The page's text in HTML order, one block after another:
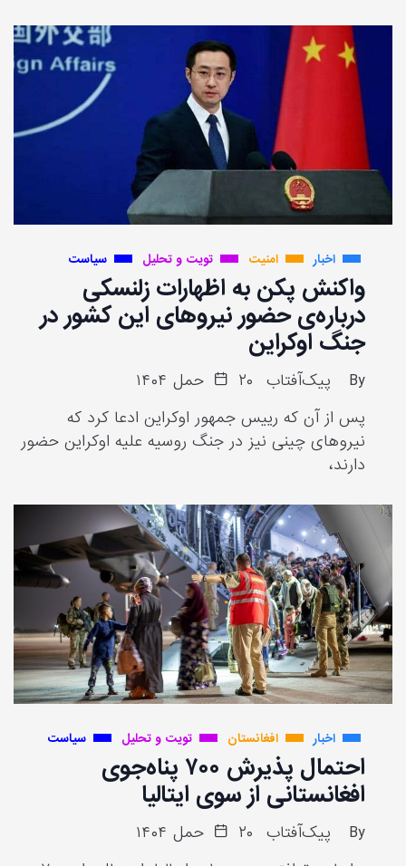
اخبار امنیت تویت و تحلیل سیاست
واکنش پکن به اظهارات زلنسکی
درباره‌ی حضور نیروهای این کشور در
جنگ اوکراین
By پیک‌آفتاب
۲۰ حمل ۱۴۰۴
پس از آن که رییس جمهور اوکراین ادعا کرد که
نیروهای چینی نیز در جنگ روسیه علیه اوکراین حضور
دارند،
اخبار افغانستان تویت و تحلیل سیاست
احتمال پذیرش ۷۰۰ پناه‌جوی
افغانستانی از سوی ایتالیا
By پیک‌آفتاب
۲۰ حمل ۱۴۰۴